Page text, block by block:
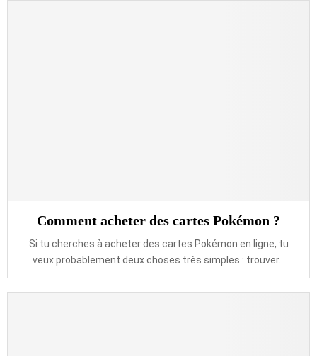
Comment acheter des cartes Pokémon ?
Si tu cherches à acheter des cartes Pokémon en ligne, tu
veux probablement deux choses très simples : trouver...